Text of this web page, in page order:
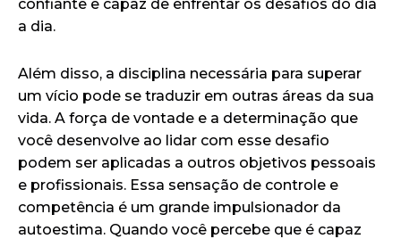
confiante e capaz de enfrentar os desafios do dia
a dia.
Além disso, a disciplina necessária para superar
um vício pode se traduzir em outras áreas da sua
vida. A força de vontade e a determinação que
você desenvolve ao lidar com esse desafio
podem ser aplicadas a outros objetivos pessoais
e profissionais. Essa sensação de controle e
competência é um grande impulsionador da
autoestima. Quando você percebe que é capaz